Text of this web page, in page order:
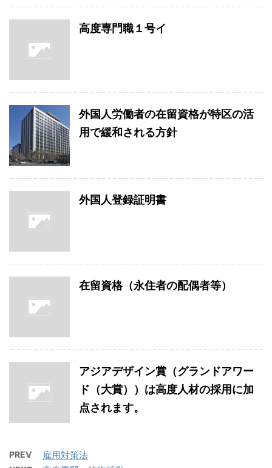
高度専門職１号イ
外国人労働者の在留資格が特区の活
用で緩和される方針
外国人登録証明書
在留資格（永住者の配偶者等）
アジアデザイン賞（グランドアワー
ド（大賞））は高度人材の採用に加
点されます。
PREV 雇用対策法